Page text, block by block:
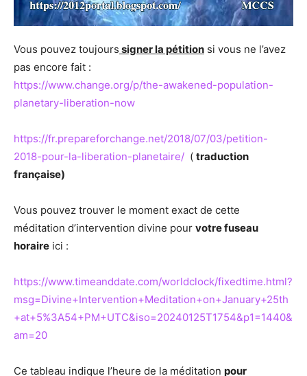
Vous pouvez toujours signer la pétition si vous ne l’avez
pas encore fait :
https://www.change.org/p/the-awakened-population-
planetary-liberation-now
https://fr.prepareforchange.net/2018/07/03/petition-
2018-pour-la-liberation-planetaire/ ( traduction
française)
Vous pouvez trouver le moment exact de cette
méditation d’intervention divine pour votre fuseau
horaire ici :
https://www.timeanddate.com/worldclock/fixedtime.html?
msg=Divine+Intervention+Meditation+on+January+25th
+at+5%3A54+PM+UTC&iso=20240125T1754&p1=1440&
am=20
Ce tableau indique l’heure de la méditation pour